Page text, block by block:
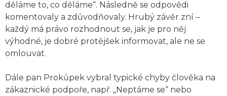
děláme to, co děláme“. Následně se odpovědi
komentovaly a zdůvodňovaly. Hrubý závěr zní –
každý má právo rozhodnout se, jak je pro něj
výhodné, je dobré protějšek informovat, ale ne se
omlouvat.
Dále pan Prokůpek vybral typické chyby člověka na
zákaznické podpoře, např. „Neptáme se“ nebo